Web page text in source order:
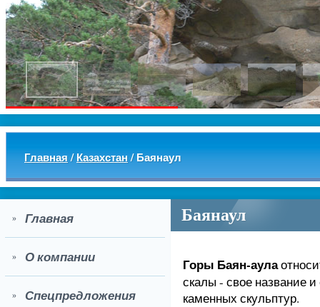
Главная/Казахстан/Баянаул
» Главная
» О компании
» Спецпредложения
Баянаул
Горы Баян-аула
скалы - свое название
каменных скульптур.